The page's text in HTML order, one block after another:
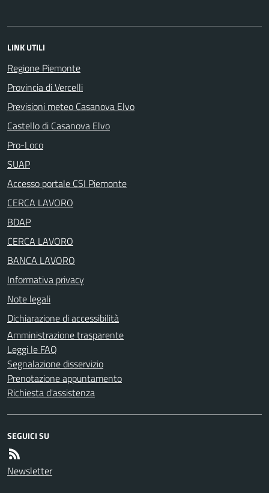
LINK UTILI
Regione Piemonte
Provincia di Vercelli
Previsioni meteo Casanova Elvo
Castello di Casanova Elvo
Pro-Loco
SUAP
Accesso portale CSI Piemonte
CERCA LAVORO
BDAP
CERCA LAVORO
BANCA LAVORO
Informativa privacy
Note legali
Dichiarazione di accessibilità
Amministrazione trasparente
Leggi le FAQ
Segnalazione disservizio
Prenotazione appuntamento
Richiesta d'assistenza
SEGUICI SU
Newsletter